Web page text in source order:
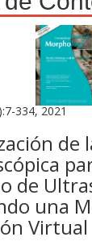
334, 2021
de
de
una
Virtual